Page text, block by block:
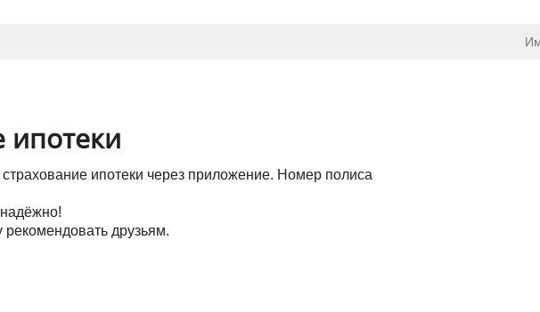
ипотеки
ипотеки через приложение. Номер полиса
друзьям.